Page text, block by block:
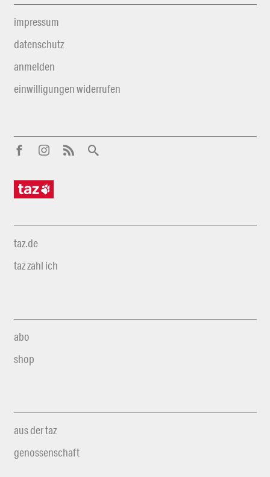
impressum
datenschutz
anmelden
einwilligungen widerrufen
taz.de
taz zahl ich
abo
shop
aus der taz
genossenschaft